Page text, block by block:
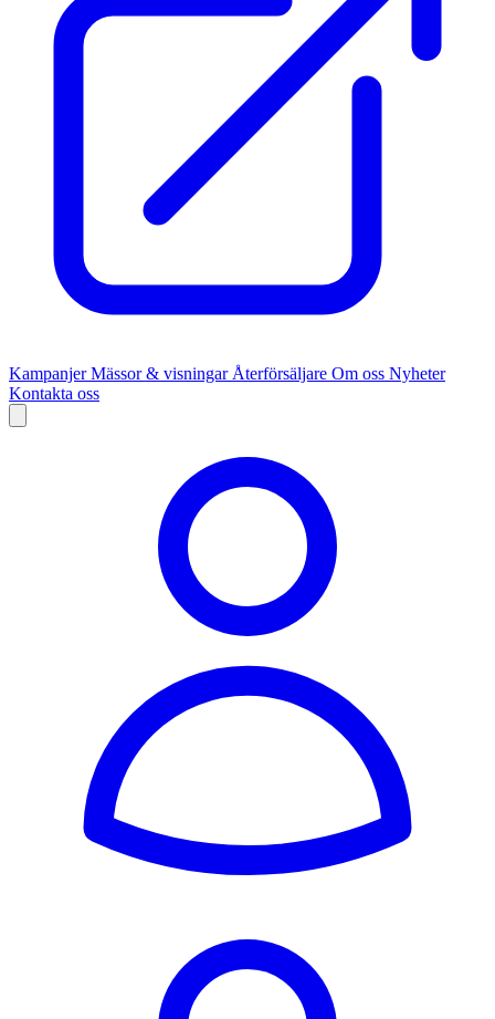
KampanjerMässor & visningar Återförsäljare Om oss Nyheter
Kontakta oss